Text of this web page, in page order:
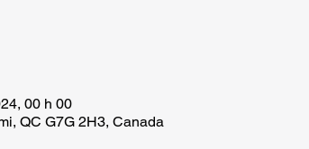
00 h 00
QC G7G 2H3, Canada